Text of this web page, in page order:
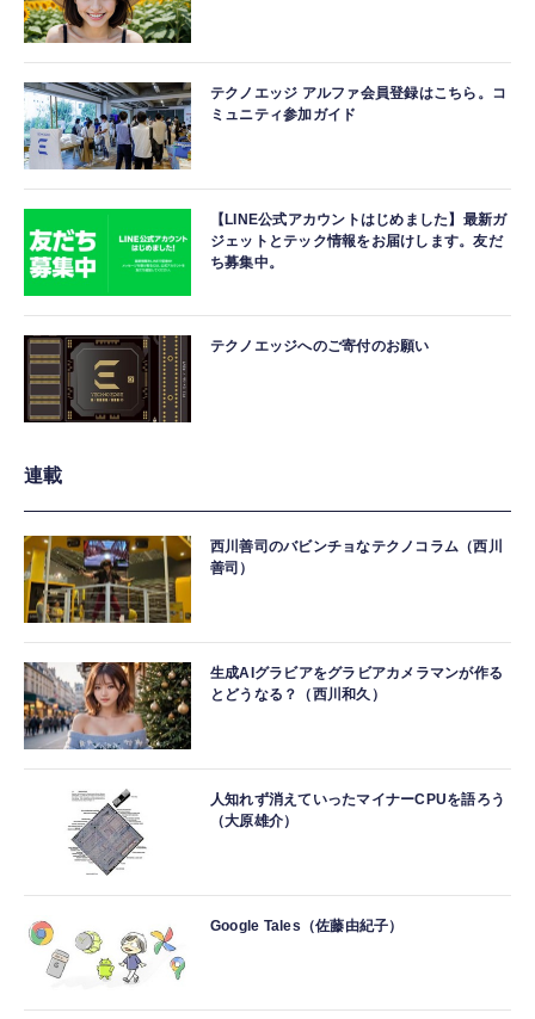
テクノエッジ アルファ会員登録はこちら。コ
ミュニティ参加ガイド
【LINE公式アカウントはじめました】最新ガ
ジェットとテック情報をお届けします。友だ
ち募集中。
テクノエッジへのご寄付のお願い
連載
西川善司のバビンチョなテクノコラム（西川
善司）
生成AIグラビアをグラビアカメラマンが作る
とどうなる？（西川和久）
人知れず消えていったマイナーCPUを語ろう
（大原雄介）
Google Tales（佐藤由紀子）